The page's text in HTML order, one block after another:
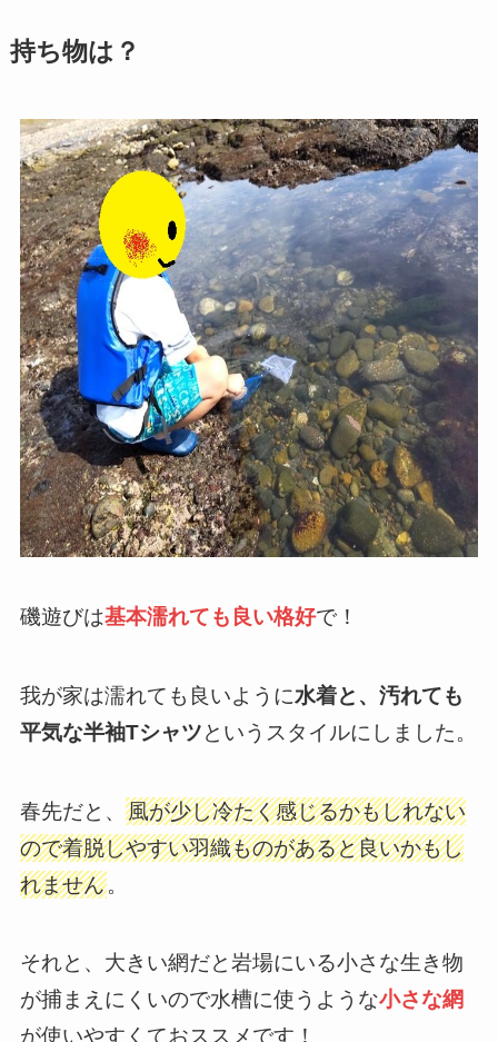
持ち物は？
磯遊びは基本濡れても良い格好で！
我が家は濡れても良いように水着と、汚れても
平気な半袖Tシャツというスタイルにしました。
春先だと、 風が少し冷たく感じるかもしれない
ので着脱しやすい羽織ものがあると良いかもし
れません。
それと、大きい網だと岩場にいる小さな生き物
が捕まえにくいので水槽に使うような小さな網
が使いやすくておススメです！